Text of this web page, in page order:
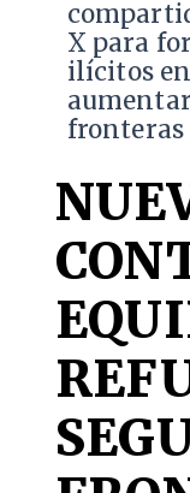
X para
ilícitos
fronteras